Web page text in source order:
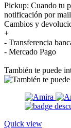
Pickup: Cuando tu
notificación por
Cambios y
+
- Transferencia
- Mercado Pago
También te puede
Quick view